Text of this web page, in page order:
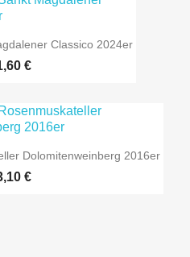
Classico 2024er
€
Dolomitenweinberg 2016er
€